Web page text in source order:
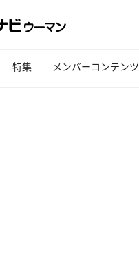
特集 メンバーコンテンツ